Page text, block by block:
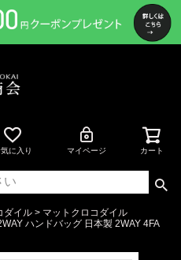
に入り マイページ カート
ダイル
マットクロコダイル
ハンドバッグ 日本製 2WAY 4FA
ペー
ジト
ップ